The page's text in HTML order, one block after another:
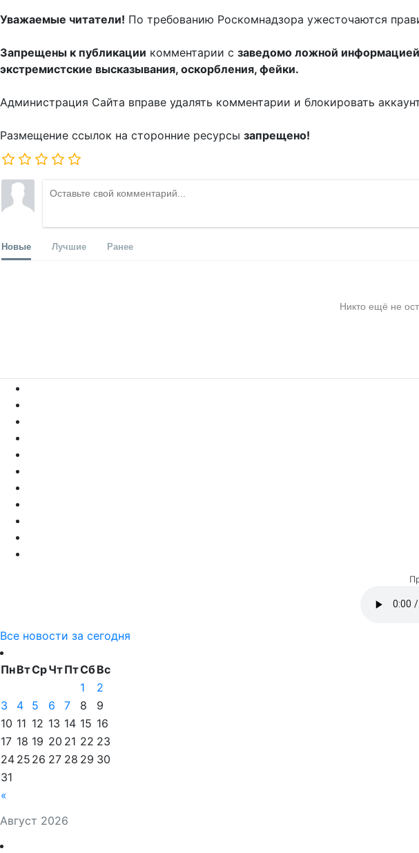
Уважаемые читатели! По требованию Роскомнадзора ужесточаются
Запрещены к публикации комментарии с заведомо ложной информацией
экстремистские высказывания, оскорбления, фейки.
Администрация Сайта вправе удалять комментарии и блокировать
Размещение ссылок на сторонние ресурсы запрещено!
Новые Лучшие Ранее
Никто ещё не
Все новости за сегодня
Август 2026
ПнВтСрЧтПтСбВс
«
1
2
3
4 5 6 7 8
9
10 11 12 13 14 15 16
17 18 19 20 21 22 23
24 25 26 27 28 29 30
31